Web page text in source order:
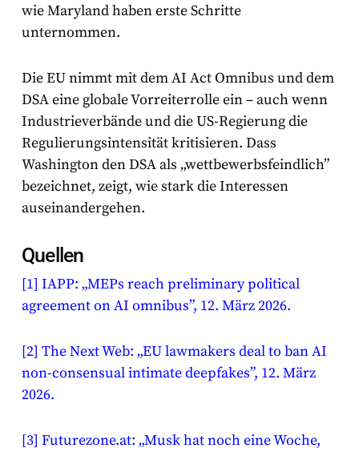
wie Maryland haben erste Schritte
unternommen.
Die EU nimmt mit dem AI Act Omnibus und dem
DSA eine globale Vorreiterrolle ein – auch wenn
Industrieverbände und die US-Regierung die
Regulierungsintensität kritisieren. Dass
Washington den DSA als „wettbewerbsfeindlich”
bezeichnet, zeigt, wie stark die Interessen
auseinandergehen.
Quellen
[1] IAPP: „MEPs reach preliminary political
agreement on AI omnibus”, 12. März 2026.
[2] The Next Web: „EU lawmakers deal to ban AI
non-consensual intimate deepfakes”, 12. März
2026.
[3] Futurezone.at: „Musk hat noch eine Woche,